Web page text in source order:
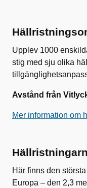
Upplev 1000
stig med sju olika
Avstånd från
Mer information om
Här finns den
Europa – den 2,3